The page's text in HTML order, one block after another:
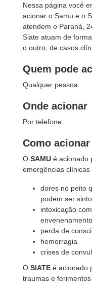
Nessa página você
acionar o Samu e o
atendem o Paraná,
Siate atuam de
o outro, de casos
Quem pode
Qualquer pessoa.
Onde acionar
Por telefone.
Como acionar
O SAMU é acionado
emergências clínicas
dores no peito
podem ser
intoxicação
envenenamento
perda de
hemorragia
crises de
O SIATE é acionado
traumas e